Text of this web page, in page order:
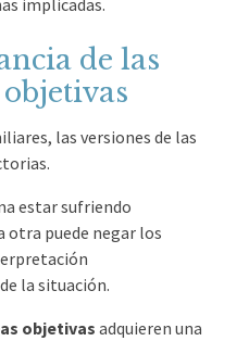
implicadas.
de las
las versiones de las
estar sufriendo
otra puede negar los
la situación.
objetivas adquieren una